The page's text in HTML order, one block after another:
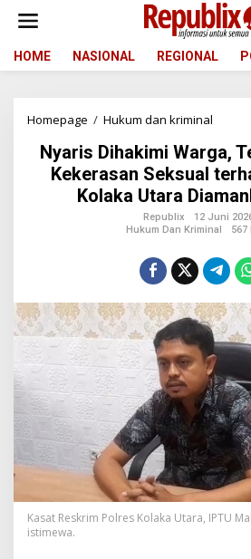
t
HOME NASIONAL REGIONAL
Homepage / Hukum dan kriminal
a
r
s
D
i
a
k
i
m
i
W
a
r
g
a
,
T
e
r
d
u
Nyaris Dihakimi Warga,
Kekerasan Seksual
Kolaka Utara
Republix
12 Juni
Hukum Dan Kriminal
567
Kasat Reskrim Polres Kolaka Utara, IPTU
istimewa.